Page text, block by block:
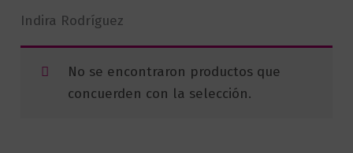
Indira Rodríguez
No se encontraron productos que
concuerden con la selección.